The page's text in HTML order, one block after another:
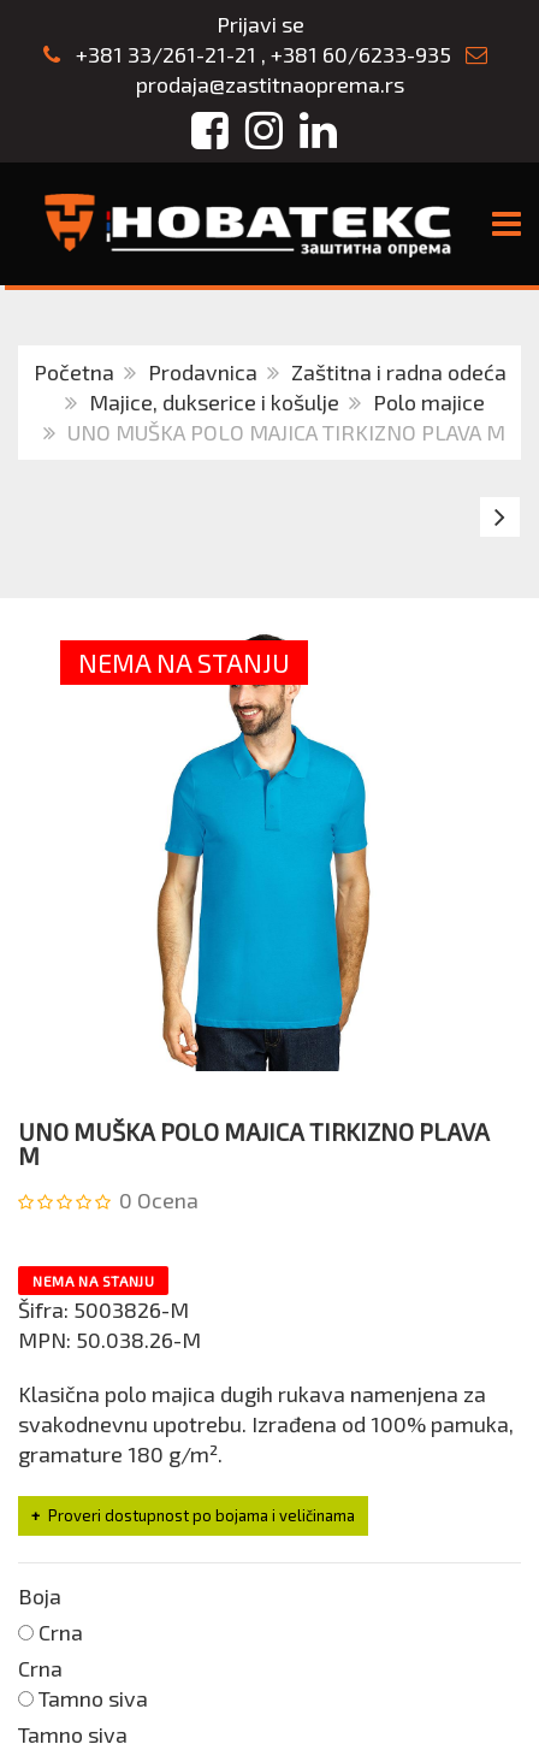
Prijavi se
+381 33/261-21-21 , +381 60/6233-935
prodaja@zastitnaoprema.rs
FacebookInstagram
LinkedIn
Početna Prodavnica
Zaštitna i radna odeća
Majice, dukserice i košulje
Polo majice
UNO MUŠKA POLO MAJICA TIRKIZNO PLAVA M
NEMA NA STANJU
UNO MUŠKA POLO MAJICA TIRKIZNO PLAVA
M
0 Ocena
NEMA NA STANJU
Šifra: 5003826-M
MPN: 50.038.26-M
Klasična polo majica dugih rukava namenjena za
svakodnevnu upotrebu. Izrađena od 100% pamuka,
gramature 180 g/m².
Proveri dostupnost po bojama i veličinama
Boja
Crna
Crna
Tamno siva
Tamno siva